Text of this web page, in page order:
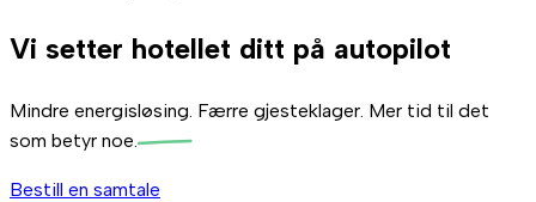
Vi setter hotellet ditt på autopilot
Mindre energisløsing. Færre gjesteklager. Mer tid til det
som betyr noe.
Bestill en samtale